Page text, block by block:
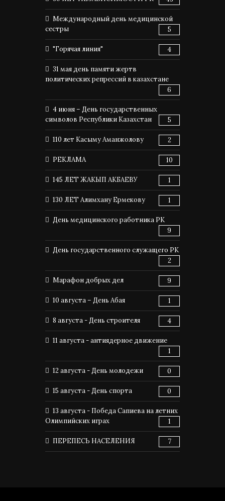
Международный день медицинской
сестры
5
"Горячая линия" 4
31 мая день памяти жертв
политических репрессий в казахстане
6
4 июня – День государственных
символов Республики Казахстан
5
110 лет Касыму Аманжолову 2
РЕКЛАМА 10
145 ЛЕТ ЖАКЫП АКБАЕВУ 1
130 ЛЕТ Алимхану Ермекову 1
День медицинского работника РК
9
День государственного служащего РК
2
Марафон добрых дел 9
10 августа – День Абая 1
8 августа - День строителя 4
11 августа - антиядерное движение
1
12 августа - День молодежи 0
15 августа - День спорта 0
13 августа - Победа Сапиева на летних
Олимпийских играх
1
ПЕРЕПЕСЬ НАСЕЛЕНИЯ 7